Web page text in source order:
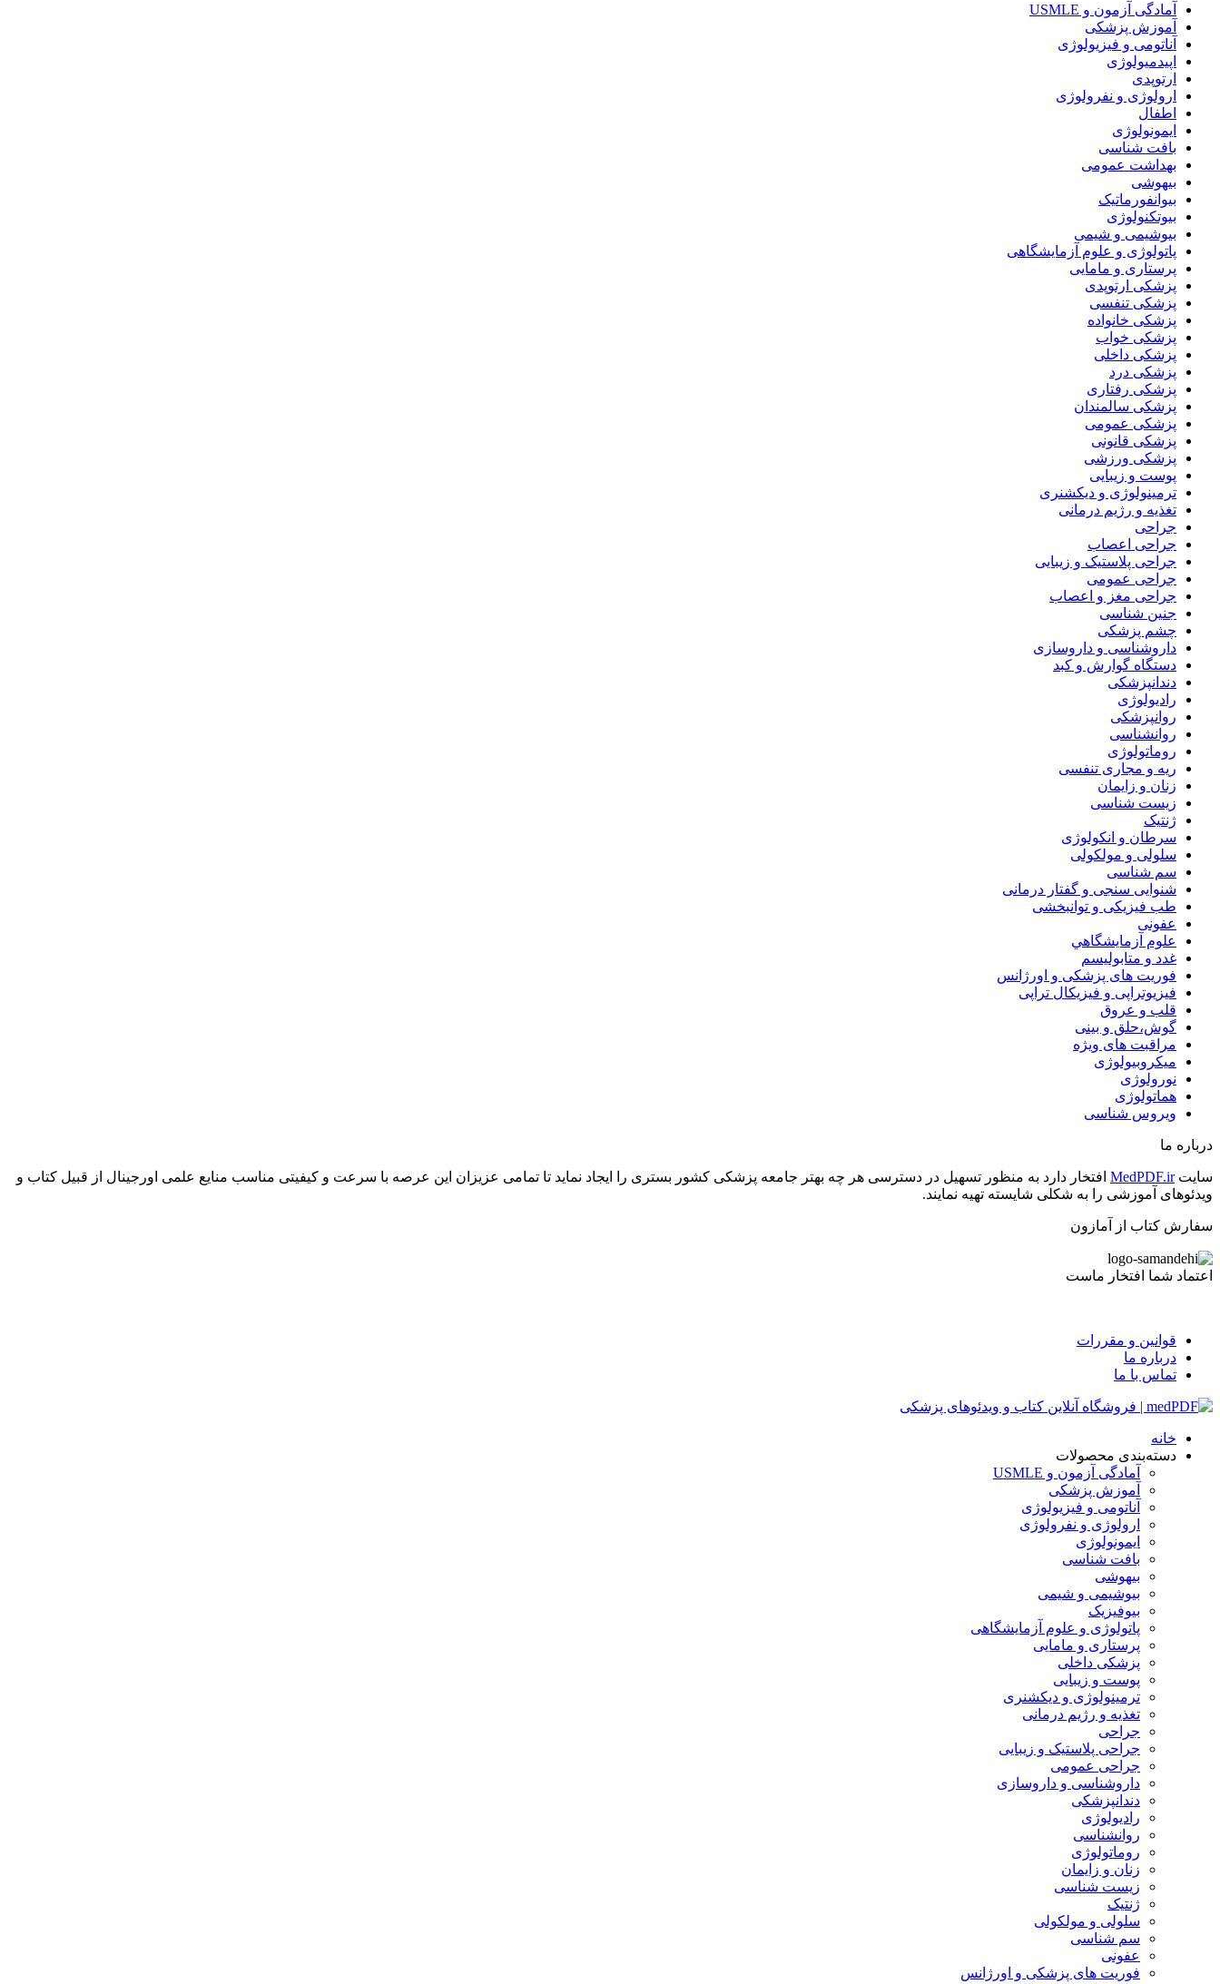
آمادگی آزمون و USMLE
آموزش پزشکی
آناتومی و فیزیولوژی
اپیدمیولوژی
ارتوپدی
ارولوژی و نفرولوژی
اطفال
ایمونولوژی
بافت شناسی
بهداشت عمومی
بیهوشی
بیوانفورماتیک
بیوتکنولوژی
بیوشیمی و شیمی
پاتولوژی و علوم آزمایشگاهی
پرستاری و مامایی
پزشکی ارتوپدی
پزشکی تنفسی
پزشکی خانواده
پزشکی خواب
پزشکی داخلی
پزشکی درد
پزشکی رفتاری
پزشکی سالمندان
پزشکی عمومی
پزشکی قانونی
پزشکی ورزشی
پوست و زیبایی
ترمینولوژی و دیکشنری
تغذیه و رژیم درمانی
جراحی
جراحی اعصاب
جراحی پلاستیک و زیبایی
جراحی عمومی
جراحی مغز و اعصاب
جنین شناسی
چشم پزشکی
داروشناسی و داروسازی
دستگاه گوارش و کبد
دندانپزشکی
رادیولوژی
روانپزشکی
روانشناسی
روماتولوژی
ریه و مجاری تنفسی
زنان و زایمان
زیست شناسی
ژنتیک
سرطان و انکولوژی
سلولی و مولکولی
سم شناسی
شنوایی سنجی و گفتار درمانی
طب فیزیکی و توانبخشی
عفونی
علوم آزمايشگاهي
غدد و متابولیسم
فوریت های پزشکی و اورژانس
فیزیوتراپی و فیزیکال تراپی
قلب و عروق
گوش،حلق و بینی
مراقبت های ویژه
میکروبیولوژی
نورولوژی
هماتولوژی
ویروس شناسی
درباره ما
سایتMedPDF.ir افتخار دارد به منظور تسهیل در دسترسی هر چه بهتر جامعه پزشکی کشور بستری را ایجاد نماید تا تمامی عزیزان این عرصه با سرعت و کیفیتی مناسب منایع علمی اورجینال از قبیل کتاب و
ویدئوهای آموزشی را به شکلی شایسته تهیه نمایند.
سفارش کتاب از آمازون
اعتماد شما افتخار ماست
قوانین و مقررات
درباره ما
تماس با ما
خانه
دسته‌بندی محصولات
آمادگی آزمون و USMLE
آموزش پزشکی
آناتومی و فیزیولوژی
ارولوژی و نفرولوژی
ایمونولوژی
بافت شناسی
بیهوشی
بیوشیمی و شیمی
بیوفیزیک
پاتولوژی و علوم آزمایشگاهی
پرستاری و مامایی
پزشکی داخلی
پوست و زیبایی
ترمینولوژی و دیکشنری
تغذیه و رژیم درمانی
جراحی
جراحی پلاستیک و زیبایی
جراحی عمومی
داروشناسی و داروسازی
دندانپزشکی
رادیولوژی
روانشناسی
روماتولوژی
زنان و زایمان
زیست شناسی
ژنتیک
سلولی و مولکولی
سم شناسی
عفونی
فوریت های پزشکی و اورژانس